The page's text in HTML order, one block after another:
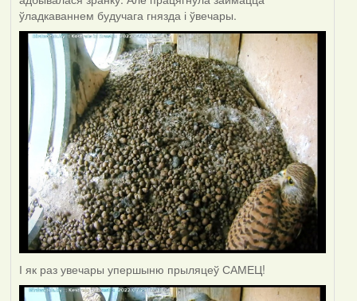
ўладкаваннем будучага гнязда і ўвечары.
І як раз увечары упершыню прыляцеў САМЕЦ!